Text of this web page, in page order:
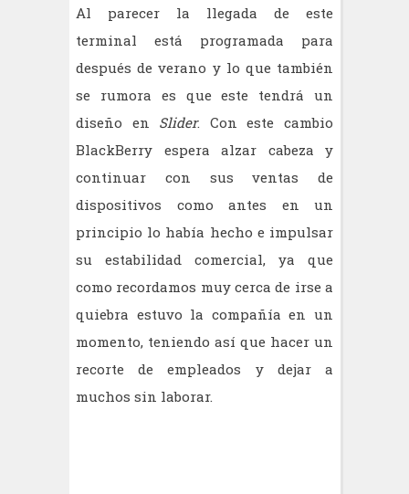
Al parecer la llegada de este
terminal está programada para
después de verano y lo que también
se rumora es que este tendrá un
diseño en Slider. Con este cambio
BlackBerry espera alzar cabeza y
continuar con sus ventas de
dispositivos como antes en un
principio lo había hecho e impulsar
su estabilidad comercial, ya que
como recordamos muy cerca de irse a
quiebra estuvo la compañía en un
momento, teniendo así que hacer un
recorte de empleados y dejar a
muchos sin laborar.